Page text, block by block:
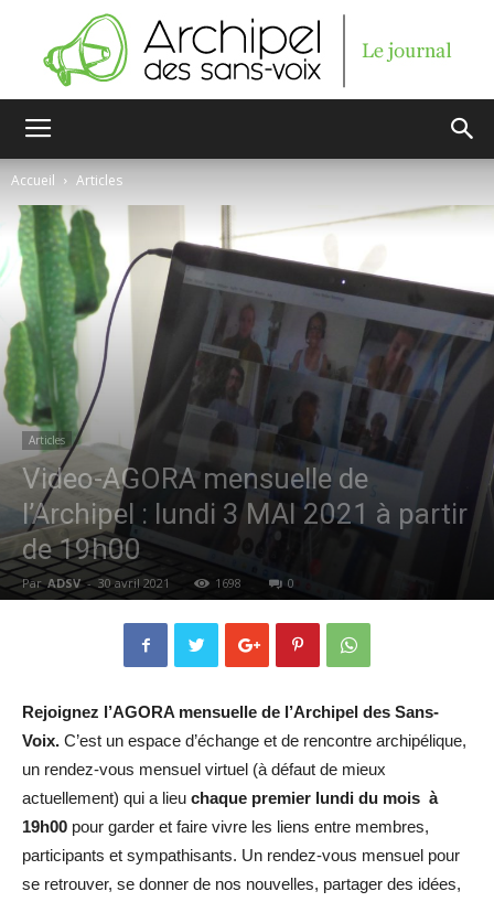
des
sans-
voix
Accueil Articles
Articles
Video-AGORA mensuelle de
l’Archipel : lundi 3 MAI 2021 à partir
de 19h00
Par ADSV - 30 avril 2021 1698 0
Rejoignez l’AGORA mensuelle de l’Archipel des Sans-
Voix. C’est un espace d’échange et de rencontre archipélique,
un rendez-vous mensuel virtuel (à défaut de mieux
actuellement) qui a lieu chaque premier lundi du mois à
19h00 pour garder et faire vivre les liens entre membres,
participants et sympathisants. Un rendez-vous mensuel pour
se retrouver, se donner de nos nouvelles, partager des idées,